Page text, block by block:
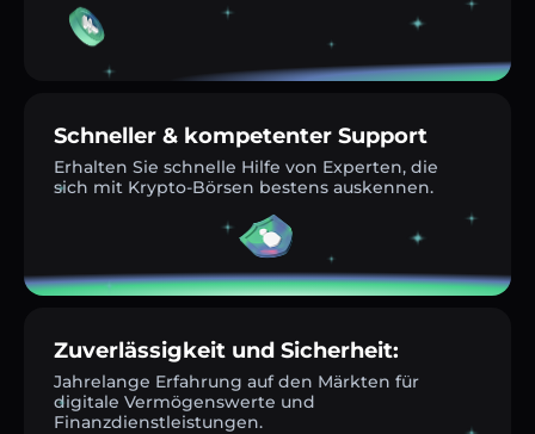
Schneller & kompetenter Support
Erhalten Sie schnelle Hilfe von Experten, die
sich mit Krypto-Börsen bestens auskennen.
Zuverlässigkeit und Sicherheit:
Jahrelange Erfahrung auf den Märkten für
digitale Vermögenswerte und
Finanzdienstleistungen.